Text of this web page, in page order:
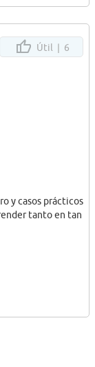
Útil | 6
y casos prácticos
tanto en tan